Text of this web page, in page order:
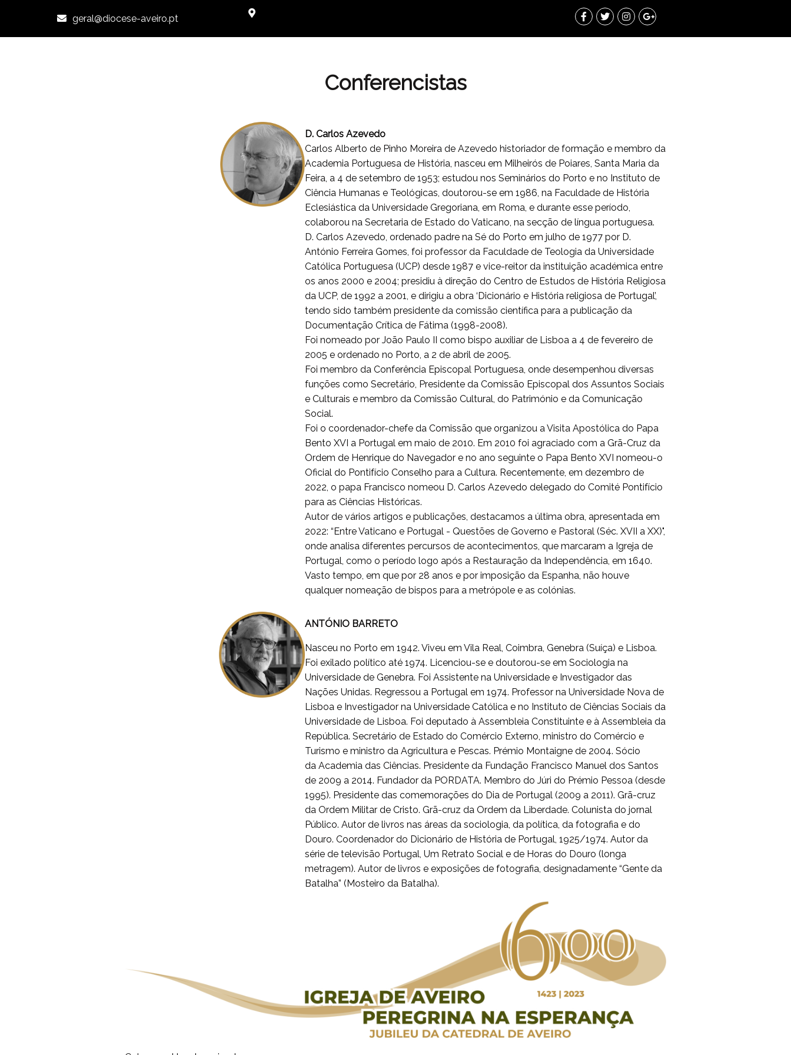
geral@diocese-aveiro.pt
Conferencistas
D. Carlos Azevedo
Carlos Alberto de Pinho Moreira de Azevedo historiador de formação e membro da
Academia Portuguesa de História, nasceu em Milheirós de Poiares, Santa Maria da
Feira, a 4 de setembro de 1953; estudou nos Seminários do Porto e no Instituto de
Ciência Humanas e Teológicas, doutorou-se em 1986, na Faculdade de História
Eclesiástica da Universidade Gregoriana, em Roma, e durante esse período,
colaborou na Secretaria de Estado do Vaticano, na secção de língua portuguesa.
D. Carlos Azevedo, ordenado padre na Sé do Porto em julho de 1977 por D.
António Ferreira Gomes, foi professor da Faculdade de Teologia da Universidade
Católica Portuguesa (UCP) desde 1987 e vice-reitor da instituição académica entre
os anos 2000 e 2004; presidiu à direção do Centro de Estudos de História Religiosa
da UCP, de 1992 a 2001, e dirigiu a obra ‘Dicionário e História religiosa de Portugal’,
tendo sido também presidente da comissão científica para a publicação da
Documentação Crítica de Fátima (1998-2008).
Foi nomeado por João Paulo II como bispo auxiliar de Lisboa a 4 de fevereiro de
2005 e ordenado no Porto, a 2 de abril de 2005.
Foi membro da Conferência Episcopal Portuguesa, onde desempenhou diversas
funções como Secretário, Presidente da Comissão Episcopal dos Assuntos Sociais
e Culturais e membro da Comissão Cultural, do Património e da Comunicação
Social.
Foi o coordenador-chefe da Comissão que organizou a Visita Apostólica do Papa
Bento XVI a Portugal em maio de 2010. Em 2010 foi agraciado com a Grã-Cruz da
Ordem de Henrique do Navegador e no ano seguinte o Papa Bento XVI nomeou-o
Oficial do Pontifício Conselho para a Cultura. Recentemente, em dezembro de
2022, o papa Francisco nomeou D. Carlos Azevedo delegado do Comité Pontifício
para as Ciências Históricas.
Autor de vários artigos e publicações, destacamos a última obra, apresentada em
2022: “Entre Vaticano e Portugal - Questões de Governo e Pastoral (Séc. XVII a XX)",
onde analisa diferentes percursos de acontecimentos, que marcaram a Igreja de
Portugal, como o período logo após a Restauração da Independência, em 1640.
Vasto tempo, em que por 28 anos e por imposição da Espanha, não houve
qualquer nomeação de bispos para a metrópole e as colónias.
ANTÓNIO BARRETO
Nasceu no Porto em 1942. Viveu em Vila Real, Coimbra, Genebra (Suíça) e Lisboa.
Foi exilado político até 1974. Licenciou-se e doutorou-se em Sociologia na
Universidade de Genebra. Foi Assistente na Universidade e Investigador das
Nações Unidas. Regressou a Portugal em 1974. Professor na Universidade Nova de
Lisboa e Investigador na Universidade Católica e no Instituto de Ciências Sociais da
Universidade de Lisboa. Foi deputado à Assembleia Constituinte e à Assembleia da
República. Secretário de Estado do Comércio Externo, ministro do Comércio e
Turismo e ministro da Agricultura e Pescas. Prémio Montaigne de 2004. Sócio
da Academia das Ciências. Presidente da Fundação Francisco Manuel dos Santos
de 2009 a 2014. Fundador da PORDATA. Membro do Júri do Prémio Pessoa (desde
1995). Presidente das comemorações do Dia de Portugal (2009 a 2011). Grã-cruz
da Ordem Militar de Cristo. Grã-cruz da Ordem da Liberdade. Colunista do jornal
Público. Autor de livros nas áreas da sociologia, da política, da fotografia e do
Douro. Coordenador do Dicionário de História de Portugal, 1925/1974. Autor da
série de televisão Portugal, Um Retrato Social e de Horas do Douro (longa
metragem). Autor de livros e exposições de fotografia, designadamente “Gente da
Batalha” (Mosteiro da Batalha).